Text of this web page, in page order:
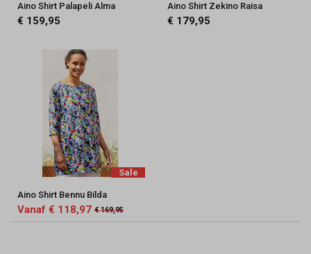
Aino Shirt Palapeli Alma
€ 159,95
Aino Shirt Zekino Raisa
€ 179,95
Sale
Aino Shirt Bennu Bilda
Vanaf € 118,97 € 169,95